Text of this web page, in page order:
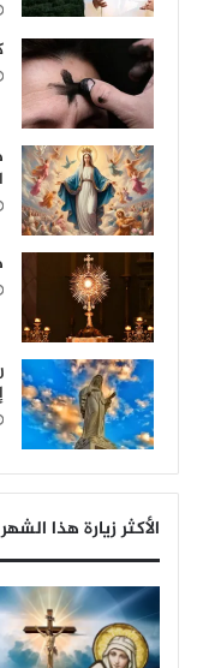
الأكثر زيارة هذا الشهر